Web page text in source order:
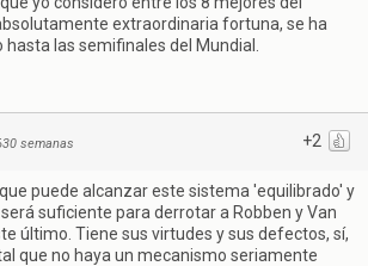
extraordinaria fortuna, se ha
las semifinales del Mundial.
+2
semanas
puede alcanzar este sistema 'equilibrado' y
suficiente para derrotar a Robben y Van
último. Tiene sus virtudes y sus defectos, sí,
que no haya un mecanismo seriamente